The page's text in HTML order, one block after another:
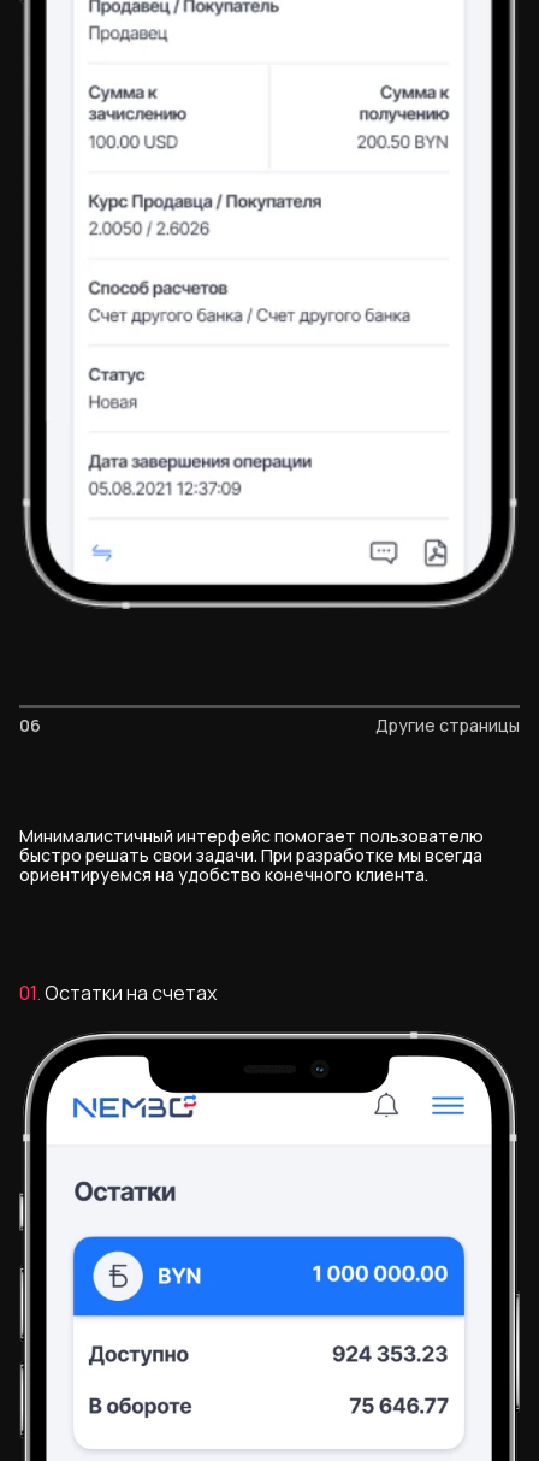
06 Другие страницы
Минималистичный интерфейс помогает пользователю
быстро решать свои задачи. При разработке мы всегда
ориентируемся на удобство конечного клиента.
01.Остатки на счетах